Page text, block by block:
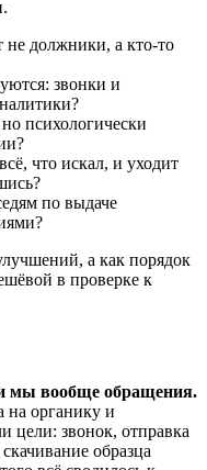
должники, а кто-то
звонки и
психологически
что искал, и уходит
по выдаче
а как порядок
в проверке к
мы вообще обращения.
на органику и
цели: звонок, отправка
образца